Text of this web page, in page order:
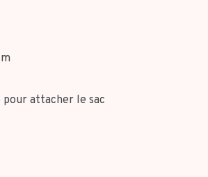
pour attacher le sac